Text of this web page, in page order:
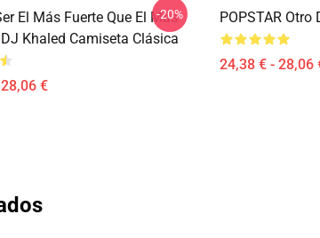
El Más Fuerte Que El Más
Khaled Camiseta Clásica
€
-20% POPSTAR
24,38 € - 28,06